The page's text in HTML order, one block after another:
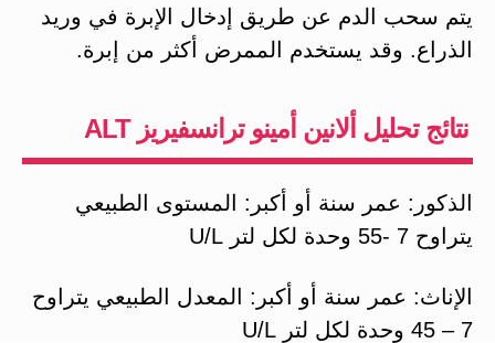
يتم سحب الدم عن طريق إدخال الإبرة في وريد
الذراع. وقد يستخدم الممرض أكثر من إبرة.
نتائج تحليل ألانين أمينو ترانسفيريز ALT
الذكور: عمر سنة أو أكبر: المستوى الطبيعي
يتراوح 7 -55 وحدة لكل لتر U/L
الإناث: عمر سنة أو أكبر: المعدل الطبيعي يتراوح
7 – 45 وحدة لكل لتر U/L